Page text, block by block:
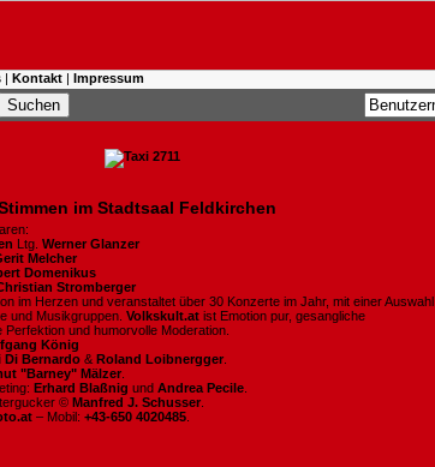
| Kontakt | Impressum
im Stadtsaal Feldkirchen
Ltg. Werner Glanzer
Melcher
Domenikus
Stromberger
im Herzen und veranstaltet über 30 Konzerte im Jahr, mit einer Auswahl
und Musikgruppen. Volkskult.at ist Emotion pur, gesangliche
Perfektion und humorvolle Moderation.
König
Di Bernardo & Roland Loibnergger
"Barney" Mälzer
Erhard Blaßnig und Andrea Pecile
© Manfred J. Schusser
– Mobil: +43-650 4020485